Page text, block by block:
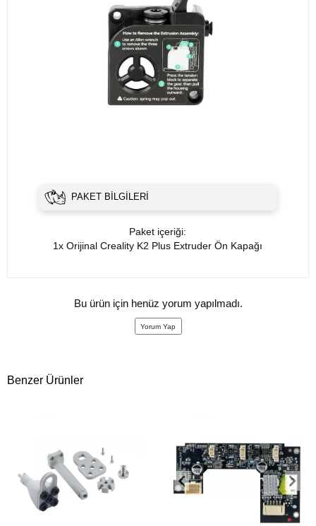
PAKET BILGILERI
Paket içeriği:
1x Orijinal Creality K2 Plus Extruder Ön Kapağı
Bu ürün için henüz yorum yapılmadı.
Yorum Yap
Benzer Ürünler